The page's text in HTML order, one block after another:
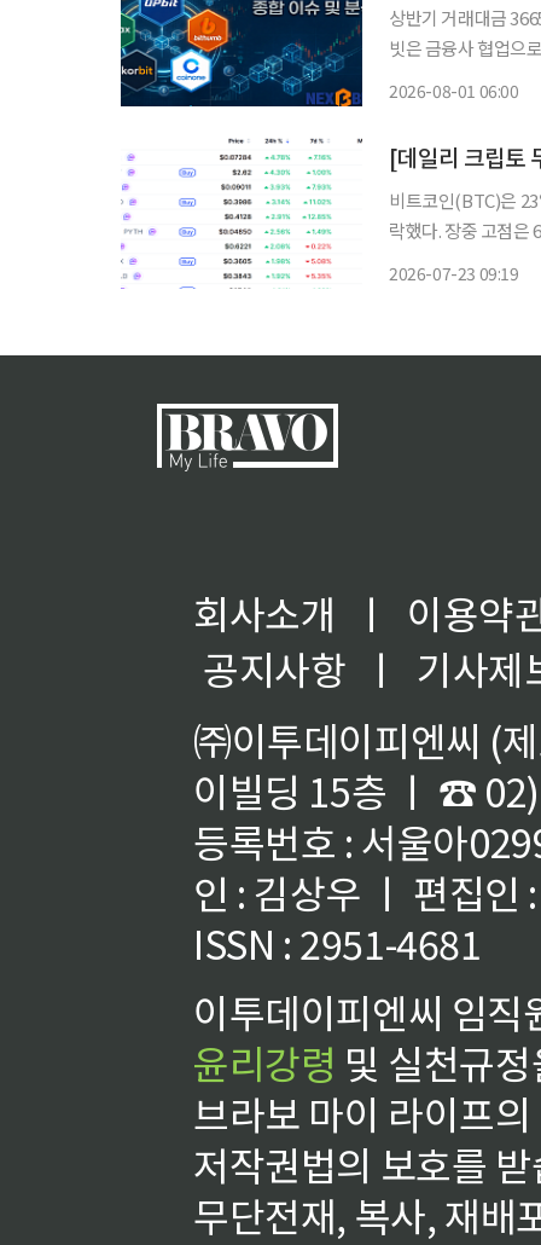
상반기 거래대금
빗은 금융사 협업으
2026-08-01 06:00
비트코인(BTC)은
락했다. 장중 고점은
2026-07-23 09:19
회사소개 ㅣ
이용약
공지사항
ㅣ
기사제
㈜이투데이피엔씨 (
이빌딩 15층 ㅣ ☎
등록번호 : 서울아
인 : 김상우 ㅣ 편집인
ISSN : 2951-4681
이투데이피엔씨 임
윤리강령 및 실천규
브라보 마이 라이프
저작권법의 보호를
무단전재, 복사, 재배